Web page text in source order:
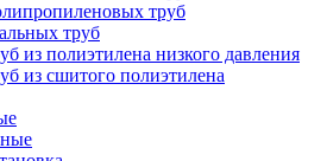
труб
труб
из полиэтилена низкого давления
из сшитого полиэтилена